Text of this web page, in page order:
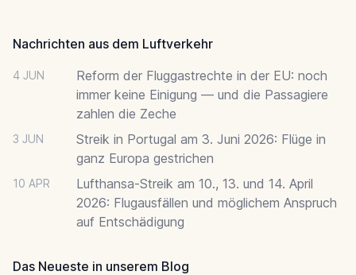
Nachrichten aus dem Luftverkehr
4 JUN
Reform der Fluggastrechte in der EU: noch
immer keine Einigung — und die Passagiere
zahlen die Zeche
3 JUN
Streik in Portugal am 3. Juni 2026: Flüge in
ganz Europa gestrichen
10 APR
Lufthansa-Streik am 10., 13. und 14. April
2026: Flugausfällen und möglichem Anspruch
auf Entschädigung
Das Neueste in unserem Blog